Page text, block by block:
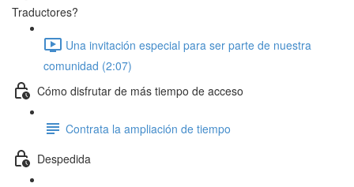
Traductores?
Una invitación especial para ser parte de nuestra
comunidad (2:07)
Cómo disfrutar de más tiempo de acceso
Contrata la ampliación de tiempo
Despedida